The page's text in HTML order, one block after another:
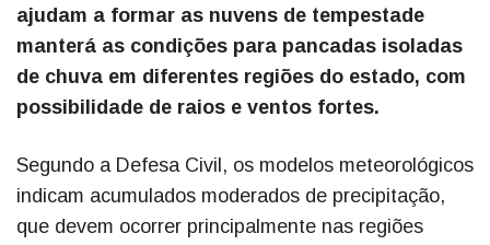
ajudam a formar as nuvens de tempestade
manterá as condições para pancadas isoladas
de chuva em diferentes regiões do estado, com
possibilidade de raios e ventos fortes.
Segundo a Defesa Civil, os modelos meteorológicos
indicam acumulados moderados de precipitação,
que devem ocorrer principalmente nas regiões